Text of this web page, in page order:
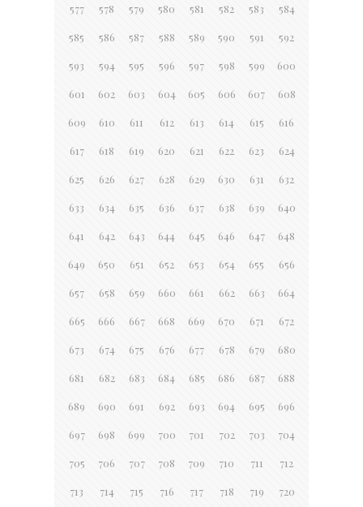
577 578 579 580 581 582 583 584
585 586 587 588 589 590 591 592
593 594 595 596 597 598 599 600
601 602 603 604 605 606 607 608
609 610 611 612 613 614 615 616
617 618 619 620 621 622 623 624
625 626 627 628 629 630 631 632
633 634 635 636 637 638 639 640
641 642 643 644 645 646 647 648
649 650 651 652 653 654 655 656
657 658 659 660 661 662 663 664
665 666 667 668 669 670 671 672
673 674 675 676 677 678 679 680
681 682 683 684 685 686 687 688
689 690 691 692 693 694 695 696
697 698 699 700 701 702 703 704
705 706 707 708 709 710 711 712
713 714 715 716 717 718 719 720